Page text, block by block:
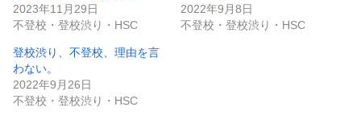
2023年11月29日
不登校・登校渋り・HSC
2022年9月8日
不登校・登校渋り・HSC
登校渋り、不登校、理由を言
わない。
2022年9月26日
不登校・登校渋り・HSC